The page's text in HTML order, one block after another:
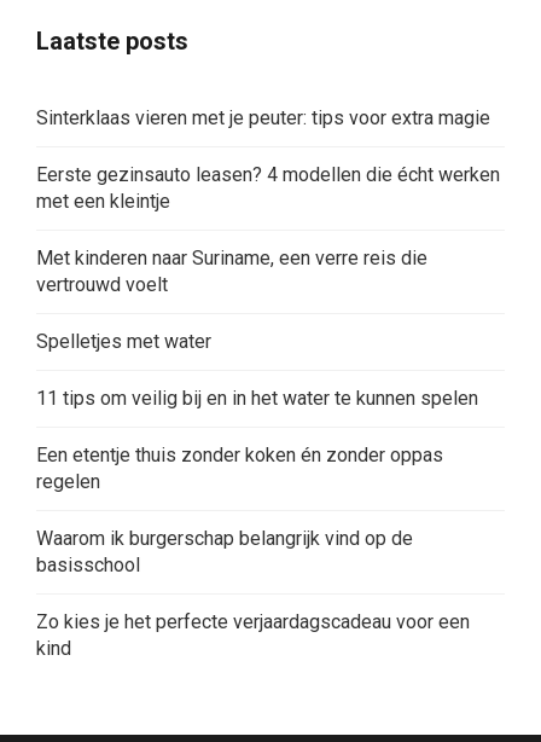
Laatste posts
Sinterklaas vieren met je peuter: tips voor extra magie
Eerste gezinsauto leasen? 4 modellen die écht werken
met een kleintje
Met kinderen naar Suriname, een verre reis die
vertrouwd voelt
Spelletjes met water
11 tips om veilig bij en in het water te kunnen spelen
Een etentje thuis zonder koken én zonder oppas
regelen
Waarom ik burgerschap belangrijk vind op de
basisschool
Zo kies je het perfecte verjaardagscadeau voor een
kind